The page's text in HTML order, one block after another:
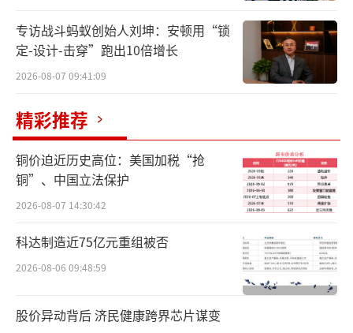
专访战斗蚂蚁创始人刘坤：安顿用“锁
定-设计-击穿”跑出10倍增长
2026-08-07 09:41:09
精彩推荐
铜价迫近历史高位：美国加税“抢
铜”、中国立法保护
2026-08-07 14:30:42
科达制造近75亿元重组被否
2026-08-06 09:48:59
股价异动背后 济民健康跨界芯片谋变